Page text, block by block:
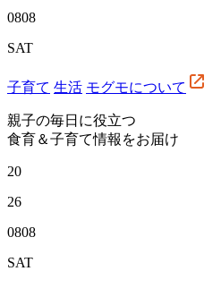
0808
SAT
子育て 生活 モグモについて
親子の毎日に役立つ
食育＆子育て情報をお届け
20
26
0808
SAT